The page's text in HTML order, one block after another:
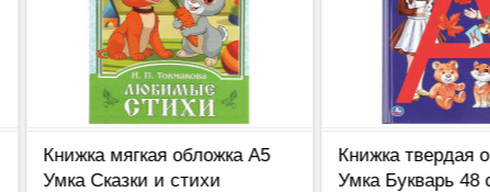
Книжка мягкая обложка А5
Умка Сказки и стихи
Книжка твердая
Умка Букварь 48